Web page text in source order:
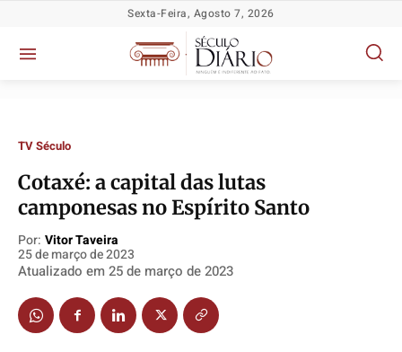
Socioeconômicas
TV Século
Justiça
Educação
Segurança
Socioeconômicas
TV Século
Justiça
Educação
Segurança
Socioeconômicas
TV Século
Justiça
Educação
Segurança
Socioeconômicas
TV Século
Justiça
Educação
Segurança
Sexta-Feira, Agosto 7, 2026
TV Século
Cotaxé: a capital das lutas
camponesas no Espírito Santo
Por: Vitor Taveira
25 de março de 2023
Atualizado em 25 de março de 2023